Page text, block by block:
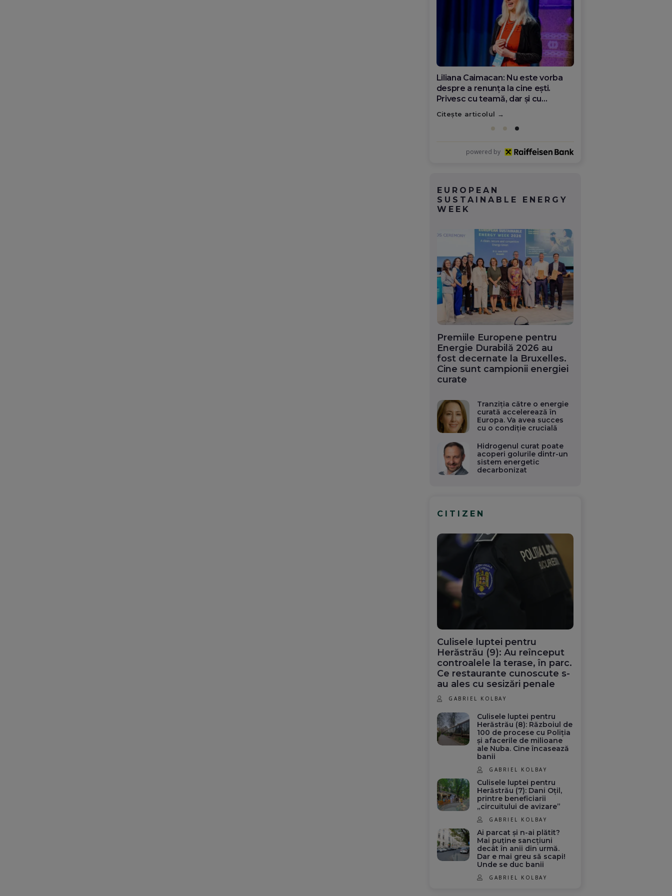
Diana Olar, românca de la Google
care demonstrează că diaspora
poate schimba România
Citește articolul
powered by
EUROPEAN
SUSTAINABLE ENERGY
WEEK
Premiile Europene pentru
Energie Durabilă 2026 au
fost decernate la Bruxelles.
Cine sunt campionii energiei
curate
Tranziția către o energie
curată accelerează în
Europa. Va avea succes
cu o condiție crucială
Hidrogenul curat poate
acoperi golurile dintr-un
sistem energetic
decarbonizat
CITIZEN
Culisele luptei pentru
Herăstrău (9): Au reînceput
controalele la terase, în parc.
Ce restaurante cunoscute s-
au ales cu sesizări penale
GABRIEL KOLBAY
Culisele luptei pentru
Herăstrău (8): Războiul de
100 de procese cu Poliția
și afacerile de milioane
ale Nuba. Cine încasează
banii
GABRIEL KOLBAY
Culisele luptei pentru
Herăstrău (7): Dani Oțil,
printre beneficiarii
„circuitului de avizare”
GABRIEL KOLBAY
Ai parcat și n-ai plătit?
Mai puține sancțiuni
decât în anii din urmă.
Dar e mai greu să scapi!
Unde se duc banii
GABRIEL KOLBAY